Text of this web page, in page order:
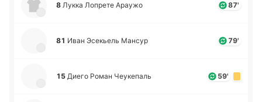
8 Лукка Ло­пре­те Араужо 87'
81 Иван Эсе­кьель Мансур 79'
15 Диего Роман Чеу­ке­паль 59'